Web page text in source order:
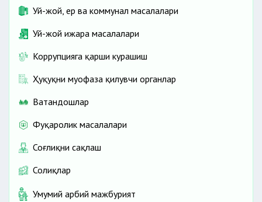
Уй-жой, ер ва коммунал масалалари
Уй-жой ижара масалалари
Коррупцияга қарши курашиш
Ҳуқуқни муҳофаза қилувчи органлар
Ватандошлар
Фуқаролик масалалари
Соғлиқни сақлаш
Солиқлар
Умумий ҳарбий мажбурият